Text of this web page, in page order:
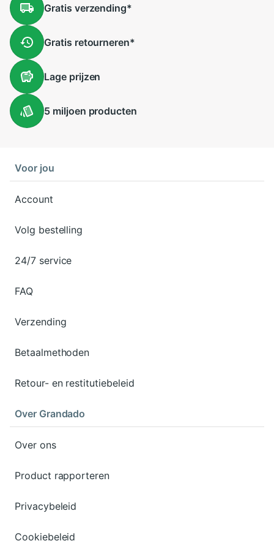
Gratis verzending*
Gratis retourneren*
Lageprijzen
5 miljoen producten
Voor jou
Account
Volg bestelling
24/7 service
FAQ
Verzending
Betaalmethoden
Retour- en restitutiebeleid
Over Grandado
Over ons
Product rapporteren
Privacybeleid
Cookiebeleid